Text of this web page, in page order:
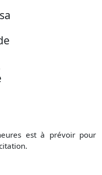
est à prévoir pour